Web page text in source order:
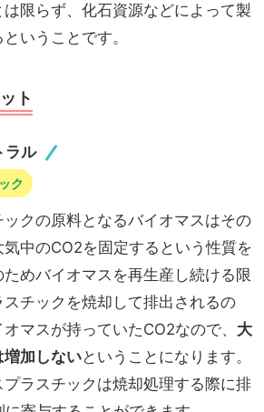
限らず、化石資源などによって製
いうことです。
ト
ラル
ク
クの原料となるバイオマスはその
中のCO2を固定するという性質を
めバイオマスを再生産し続ける限
スチックを焼却して排出されるの
マスが持っていたCO2なので、 大
加しないということになります。
ラスチックは焼却処理する際に排